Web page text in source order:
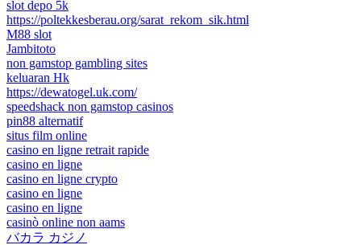
slot depo 5k
https://poltekkesberau.org/sarat_rekom_sik.html
M88 slot
Jambitoto
non gamstop gambling sites
keluaran Hk
https://dewatogel.uk.com/
speedshack non gamstop casinos
pin88 alternatif
situs film online
casino en ligne retrait rapide
casino en ligne
casino en ligne crypto
casino en ligne
casino en ligne
casinò online non aams
バカラ カジノ